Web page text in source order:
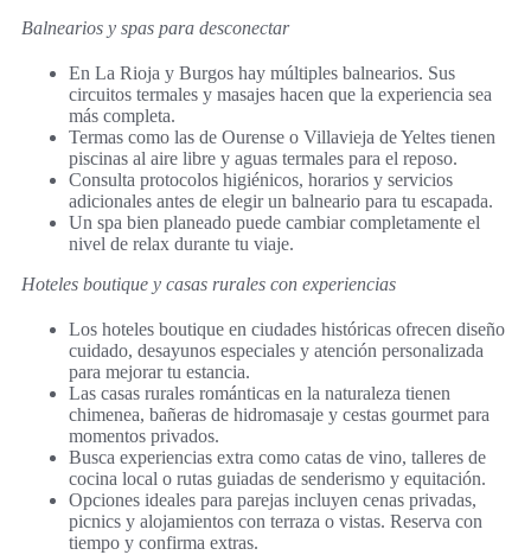
Balnearios y spas para desconectar
En La Rioja y Burgos hay múltiples balnearios. Sus
circuitos termales y masajes hacen que la experiencia sea
más completa.
Termas como las de Ourense o Villavieja de Yeltes tienen
piscinas al aire libre y aguas termales para el reposo.
Consulta protocolos higiénicos, horarios y servicios
adicionales antes de elegir un balneario para tu escapada.
Un spa bien planeado puede cambiar completamente el
nivel de relax durante tu viaje.
Hoteles boutique y casas rurales con experiencias
Los hoteles boutique en ciudades históricas ofrecen diseño
cuidado, desayunos especiales y atención personalizada
para mejorar tu estancia.
Las casas rurales románticas en la naturaleza tienen
chimenea, bañeras de hidromasaje y cestas gourmet para
momentos privados.
Busca experiencias extra como catas de vino, talleres de
cocina local o rutas guiadas de senderismo y equitación.
Opciones ideales para parejas incluyen cenas privadas,
picnics y alojamientos con terraza o vistas. Reserva con
tiempo y confirma extras.